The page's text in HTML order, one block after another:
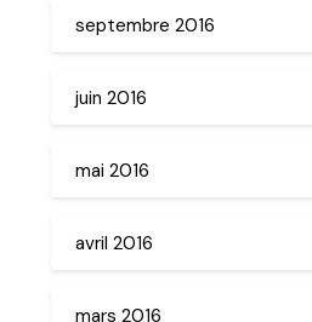
septembre 2016
juin 2016
mai 2016
avril 2016
mars 2016